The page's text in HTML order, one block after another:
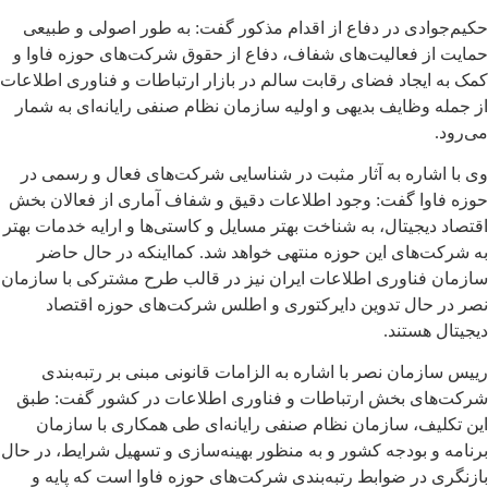
حکیم‌جوادی در دفاع از اقدام مذکور گفت: به طور اصولی و طبیعی
حمایت از فعالیت‌های شفاف، دفاع از حقوق شرکت‌های حوزه فاوا و
کمک به ایجاد فضای رقابت سالم در بازار ارتباطات و فناوری اطلاعات
از جمله وظایف بدیهی و اولیه سازمان نظام صنفی رایانه‌ای به شمار
می‌رود.
وی با اشاره به آثار مثبت در شناسایی شرکت‌های فعال و رسمی در
حوزه فاوا گفت: وجود اطلاعات دقیق و شفاف آماری از فعالان بخش
اقتصاد دیجیتال، به شناخت بهتر مسایل و کاستی‌ها و ارایه خدمات بهتر
به شرکت‌های این حوزه منتهی خواهد شد. کمااینکه در حال حاضر
سازمان فناوری اطلاعات ایران نیز در قالب طرح مشترکی با سازمان
نصر در حال تدوین دایرکتوری و اطلس شرکت‌های حوزه اقتصاد
دیجیتال هستند.
رییس سازمان نصر با اشاره به الزامات قانونی مبنی بر رتبه‌بندی
شرکت‌های بخش ارتباطات و فناوری اطلاعات در کشور گفت: طبق
این تکلیف، سازمان نظام صنفی رایانه‌ای طی همکاری با سازمان
برنامه و بودجه کشور و به منظور بهینه‌سازی و تسهیل شرایط، در حال
بازنگری در ضوابط رتبه‌بندی شرکت‌های حوزه فاوا است که پایه و